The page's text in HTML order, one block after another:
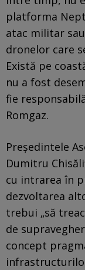
platforma
atac militar
dronelor care
Există pe
nu a fost
fie
Romgaz.
Președintele
Dumitru
cu intrarea în
dezvoltarea
trebui „să
de
concept